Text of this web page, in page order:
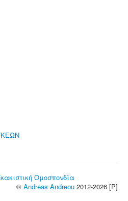
Ομοσπονδία
© Andreas Andreou 2012-2026 [P]